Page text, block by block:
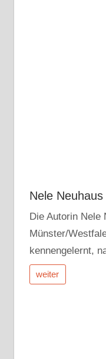
Nele Neuhaus
Die Autorin Nele
Münster/
kennengelernt,
weiter